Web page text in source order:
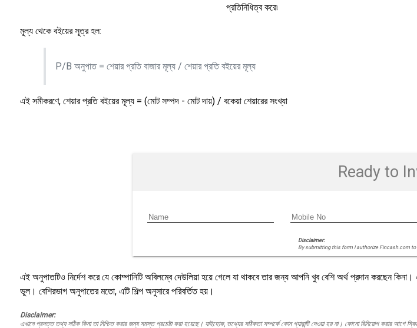
প্রতিনিধিত্ব করে৷
মূল্য থেকে বইয়ের সূত্র হল:
P/B অনুপাত = শেয়ার প্রতি বাজার মূল্য / শেয়ার প্রতি বইয়ের মূল্য
এই সমীকরণে, শেয়ার প্রতি বইয়ের মূল্য = (মোট সম্পদ - মোট দায়) / বকেয়া শেয়ারের সংখ্যা
Ready to
Disclaimer:
By submitting this form I authorize Fincash.com
এই অনুপাতটিও নির্দেশ করে যে কোম্পানিটি অবিলম্বে দেউলিয়া হয়ে গেলে যা থাকবে তার জন্য আপনি খুব বেশি অর্থ প্রদান করছেন
ভুল। বেশিরভাগ অনুপাতের মতো, এটি শিল্প অনুসারে পরিবর্তিত হয়।
Disclaimer:
এখানে প্রদত্ত তথ্য সঠিক কিনা তা নিশ্চিত করার জন্য সমস্ত প্রচেষ্টা করা হয়েছে। যাইহোক, তথ্যের সঠিকতা সম্পর্কে কোন গ্যারান্টি দেওয়া হয় না। কোনো বিনিয়োগ করার আগে